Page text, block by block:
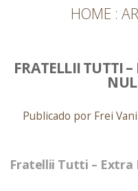
HOME
FRATELLII TUTTI
Publicado por Frei
Fratellii Tutti – Extra